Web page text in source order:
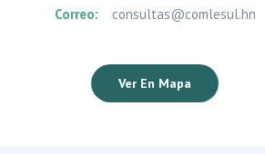
Correo:
consultas@comlesul.hn
Ver En Mapa